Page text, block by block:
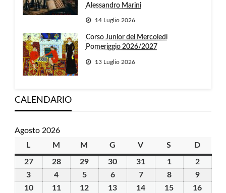
Alessandro Marini
14 Luglio 2026
Corso Junior del Mercoledì
Pomeriggio 2026/2027
13 Luglio 2026
CALENDARIO
Agosto 2026
L
M martedì
M mercoledì
G giovedìV venerdì
S D
2727
Luglio
2026
2828
29 30 31 11
Agosto
2026
22
Agosto
2026
3
Agosto
4
Agosto
55
Agosto
66
Agosto
77
Agosto
88
Agosto
99
Agosto
1010
1111
12 13 14 15 16